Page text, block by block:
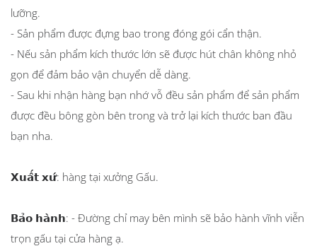
lưỡng.
- Sản phẩm được đựng bao trong đóng gói cẩn thận.
- Nếu sản phẩm kích thước lớn sẽ được hút chân không nhỏ
gọn để đảm bảo vận chuyển dễ dàng.
- Sau khi nhận hàng bạn nhớ vỗ đều sản phẩm để sản phẩm
được đều bông gòn bên trong và trở lại kích thước ban đầu
bạn nha.
𝗫𝘂𝗮̂́𝘁 𝘅𝘂̛́: hàng tại xưởng Gấu.
𝗕𝗮̉𝗼 𝗵𝗮̀𝗻𝗵: - Đường chỉ may bên mình sẽ bảo hành vĩnh viễn
trọn gấu tại cửa hàng ạ.